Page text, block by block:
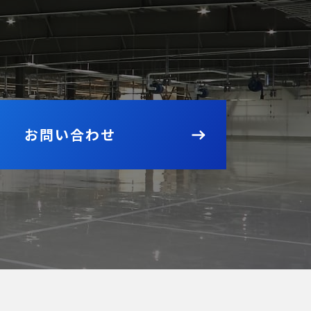
お問い合わせ